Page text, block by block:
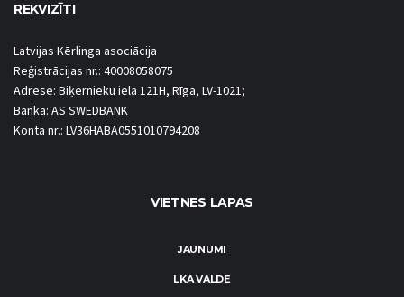
REKVIZĪTI
Latvijas Kērlinga asociācija
Reģistrācijas nr.: 40008058075
Adrese: Biķernieku iela 121H, Rīga, LV-1021;
Banka: AS SWEDBANK
Konta nr.: LV36HABA0551010794208
VIETNES LAPAS
JAUNUMI
LKA VALDE